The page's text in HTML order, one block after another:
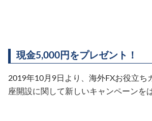
現金5,000円をプレゼント！
2019年10月9日より、海外FXお役立ち
座開設に関して新しいキャンペーンを